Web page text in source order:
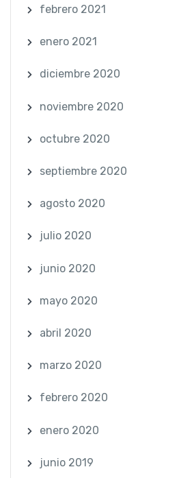
febrero 2021
enero 2021
diciembre 2020
noviembre 2020
octubre 2020
septiembre 2020
agosto 2020
julio 2020
junio 2020
mayo 2020
abril 2020
marzo 2020
febrero 2020
enero 2020
junio 2019